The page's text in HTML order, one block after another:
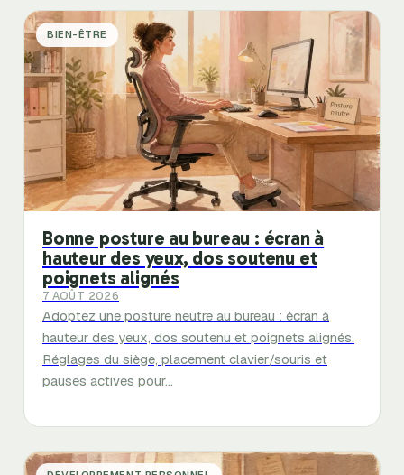
BIEN-ÊTRE
Bonne posture au bureau : écran à
hauteur des yeux, dos soutenu et
poignets alignés
7 AOÛT 2026
Adoptez une posture neutre au bureau : écran à
hauteur des yeux, dos soutenu et poignets alignés.
Réglages du siège, placement clavier/souris et
pauses actives pour…